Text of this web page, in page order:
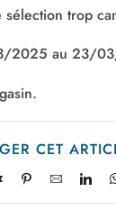
sélection trop
2025 au 23/
CET